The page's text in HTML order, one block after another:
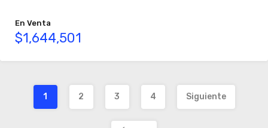
En Venta
$1,644,501
1 2 3 4 Siguiente